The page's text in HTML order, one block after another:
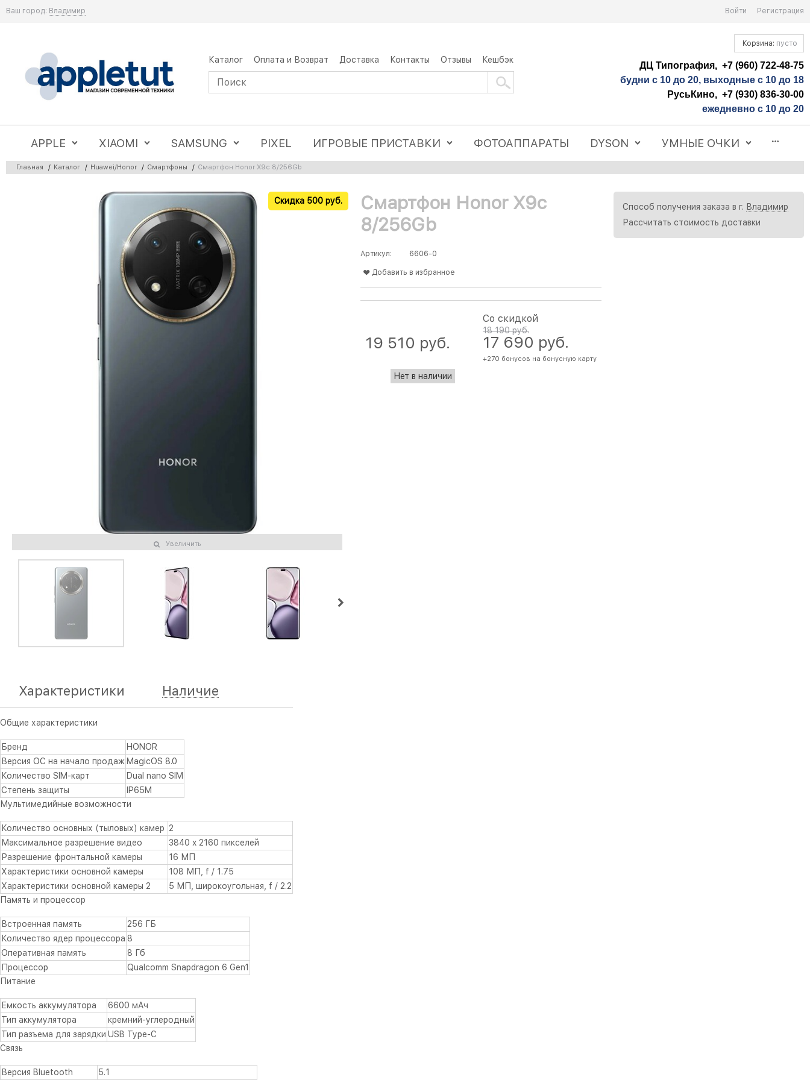
Ваш город: Владимир Войти Регистрация
Каталог Оплата и Возврат Доставка Контакты Отзывы Кешбэк
Корзина: пусто
ДЦ Типография, +7 (960) 722-48-75
будни с 10 до 20, выходные с 10 до 18
РусьКино, +7 (930) 836-30-00
ежедневно с 10 до 20
APPLE XIAOMI SAMSUNG PIXEL ИГРОВЫЕ ПРИСТАВКИ ФОТОАППАРАТЫ DYSON УМНЫЕ ОЧКИ
Главная / Каталог / Huawei/Honor / Смартфоны / Смартфон Honor X9c 8/256Gb
Скидка 500 руб.
Увеличить
Смартфон Honor X9c
8/256Gb
Артикул: 6606-0
Добавить в избранное
18 190 руб.
17 690 руб.
+270 бонусов на бонусную карту
Со скидкой
19 510 руб.
Нет в наличии
Способ получения заказа в г. Владимир
Рассчитать стоимость доставки
Характеристики Наличие
Общие характеристики
Бренд
HONOR
Версия ОС на начало продаж MagicOS 8.0
Количество SIM-карт
Dual nano SIM
Степень защиты
IP65M
Мультимедийные возможности
Количество основных (тыловых) камер 2
Максимальное разрешение видео
3840 x 2160 пикселей
Разрешение фронтальной камеры
16 МП
Характеристики основной камеры
108 МП, f / 1.75
Характеристики основной камеры 2
5 МП, широкоугольная, f / 2.2
Память и процессор
Встроенная память
256 ГБ
Количество ядер процессора 8
Оперативная память
8 Гб
Процессор
Qualcomm Snapdragon 6 Gen1
Питание
Емкость аккумулятора
6600 мAч
Тип аккумулятора
кремний-углеродный
Тип разъема для зарядки USB Type-C
Связь
Версия Bluetooth 5.1